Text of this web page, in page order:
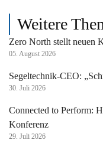
Weitere
Zero North stellt neuen
05. August 2026
Segeltechnik-CEO:
30. Juli 2026
Connected to Perform:
Konferenz
29. Juli 2026